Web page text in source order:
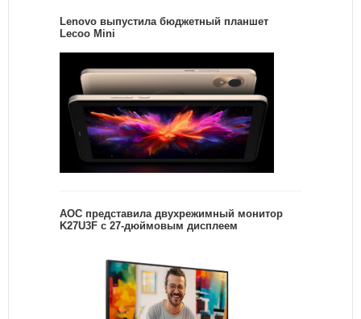
Lenovo выпустила бюджетный планшет
Lecoo Mini
AOC представила двухрежимный монитор
K27U3F с 27-дюймовым дисплеем